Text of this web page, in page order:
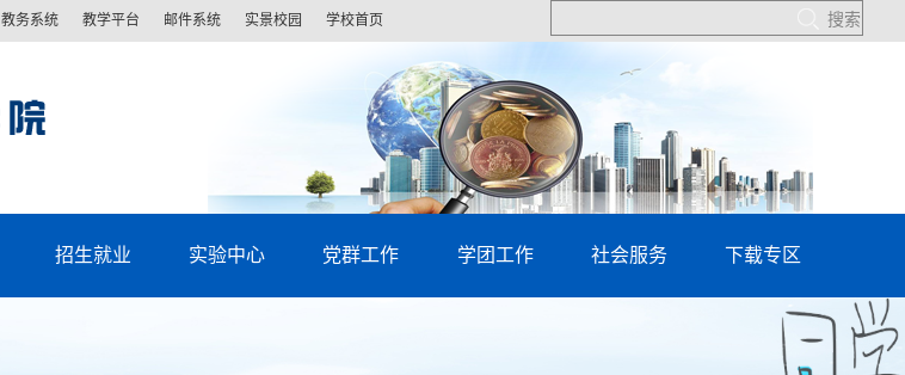
教务系统 教学平台 邮件系统 实景校园 学校首页
招生就业 实验中心 党群工作 学团工作 社会服务 下载专区